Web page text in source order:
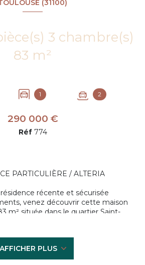
(31100)
83 m²
1 2
290 000 €
Réf 774
PARTICULIÈRE / ALTERIA
récente et sécurisée
venez découvrir cette maison
m² située dans le quartier Saint-
vous trouverez un spacieux et
donnant accès à l'extérieur, une
ainsi qu'un WC séparé. À
AFFICHER PLUS